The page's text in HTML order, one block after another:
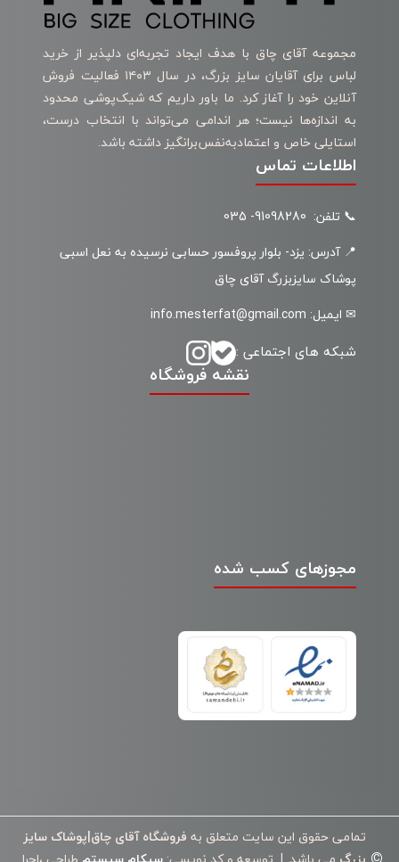
مجموعه آقای چاق با هدف ایجاد تجربه‌ای دلپذیر از خرید
لباس برای آقایان سایز بزرگ، در سال ۱۴۰۳ فعالیت فروش
آنلاین خود را آغاز کرد. ما باور داریم که شیک‌پوشی محدود
به اندازه‌ها نیست؛ هر اندامی می‌تواند با انتخاب درست،
استایلی خاص و اعتمادبه‌نفس‌برانگیز داشته باشد.
مجوزهای کسب شده
اطلاعات تماس
📞 تلفن: 91098280- 035
📍 آدرس: یزد- بلوار پروفسور حسابی نرسیده به نعل اسبی
پوشاک سایزبزرگ آقای چاق
✉ ایمیل: info.mesterfat@gmail.com
شبکه های اجتماعی :
نقشه فروشگاه
تمامی حقوق این سایت متعلق به فروشگاه آقای چاق|پوشاک سایز